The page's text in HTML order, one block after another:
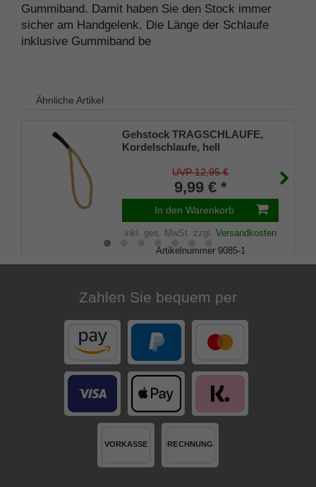
Gummiband. Damit haben Sie den Stock immer
sicher am Handgelenk. Die Länge der Schlaufe
inklusive Gummiband be
Ähnliche Artikel
Gehstock TRAGSCHLAUFE,
Kordelschlaufe, hell
UVP 12,95 €
9,99 € *
In den Warenkorb
inkl. ges. MwSt. zzgl. Versandkosten
Artikelnummer 9085-1
Merkliste
Zahlen Sie bequem per